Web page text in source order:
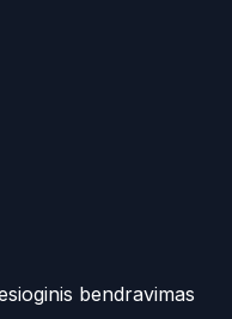
bendravimas